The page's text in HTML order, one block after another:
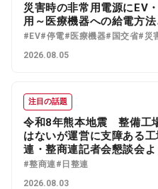
災害時の非常用電源にEV
用～医療機器への給電方
#EV#停電#医療機器#国交省#災
2026.08.05
注目の話題
令和8年熊本地震 整備工
はないが運営に支障ある
連・整商連記者会懇談会よ
#整商連#日整連
2026.08.03